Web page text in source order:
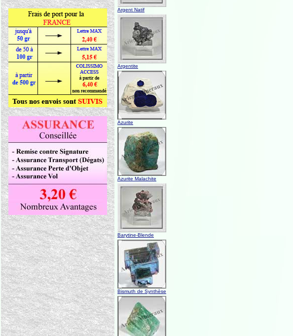
Argent Natif
Argentite
Azurite
Azurite Malachite
Barytine-Blende
Bismuth de Synthèse